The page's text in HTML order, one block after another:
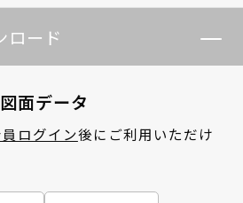
ロード
図面データ
ログイン後にご利用いただけ